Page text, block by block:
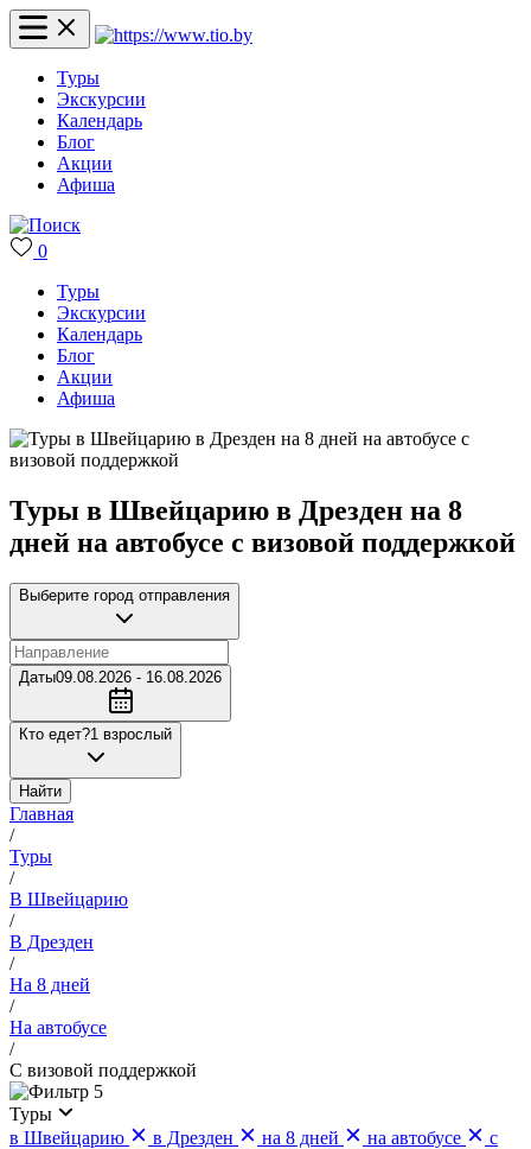
Туры
Экскурсии
Календарь
Блог
Акции
Афиша
0
Туры
Экскурсии
Календарь
Блог
Акции
Афиша
Туры в Швейцарию в Дрезден на 8
дней на автобусе с визовой поддержкой
Выберите город отправления
Даты09.08.2026 - 16.08.2026
Кто едет?1 взрослый
Найти
Главная
/
Туры
/
В Швейцарию
/
В Дрезден
/
На 8 дней
/
На автобусе
/
С визовой поддержкой
5
Туры
в Швейцарию
в Дрезден на 8 дней на автобусе
с